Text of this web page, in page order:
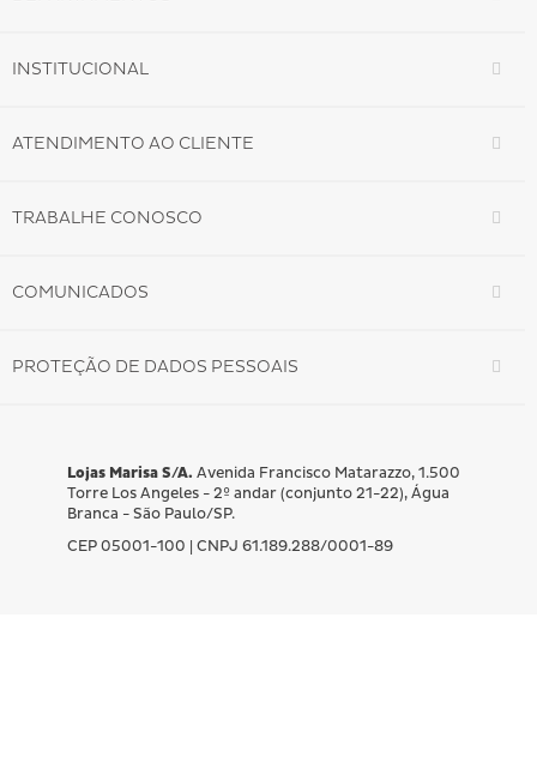
INSTITUCIONAL
ATENDIMENTO AO CLIENTE
TRABALHE CONOSCO
COMUNICADOS
PROTEÇÃO DE DADOS PESSOAIS
Lojas Marisa S/A. Avenida Francisco Matarazzo, 1.500
Torre Los Angeles - 2º andar (conjunto 21-22), Água
Branca - São Paulo/SP.
CEP 05001-100 | CNPJ 61.189.288/0001-89